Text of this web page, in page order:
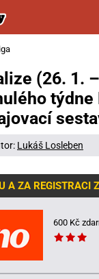
(26. 1.
týdne
Lukáš Losleben
A ZA REGISTRACI
600 Kč